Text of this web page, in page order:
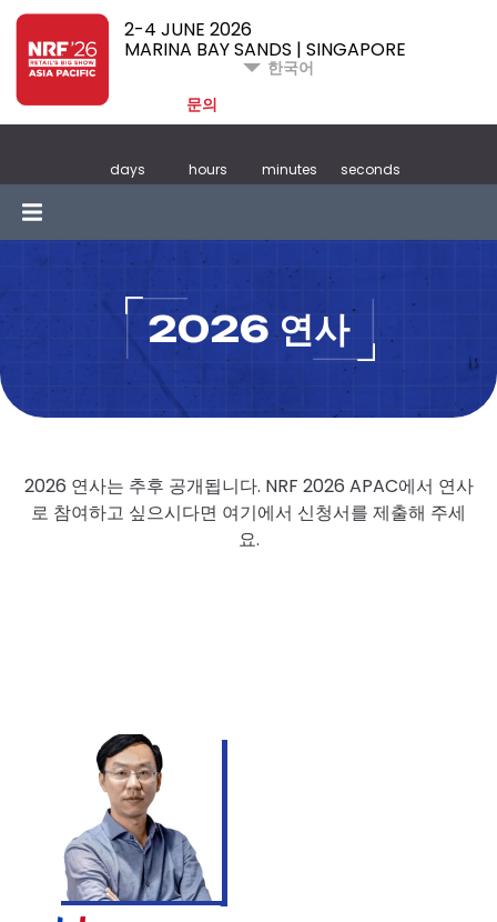
2-4 JUNE 2026
MARINA BAY SANDS | SINGAPORE
한국어
문의
days hours minutes seconds
2026 연사
2026 연사는 추후 공개됩니다. NRF 2026 APAC에서 연사
로 참여하고 싶으시다면 여기에서 신청서를 제출해 주세
요.